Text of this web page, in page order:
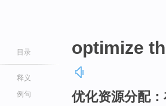
目录
释义
例句
optimize
优化资源分配